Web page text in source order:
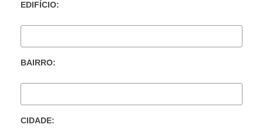
EDIFÍCIO:
BAIRRO:
CIDADE: